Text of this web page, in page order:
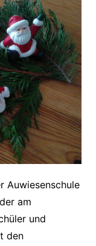
Auwiesenschule
am
und
den